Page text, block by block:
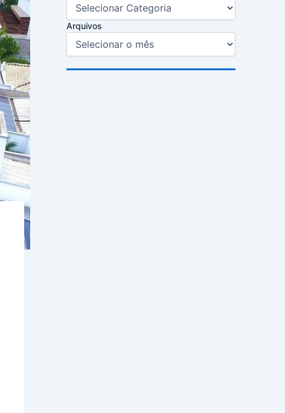
Arquivos